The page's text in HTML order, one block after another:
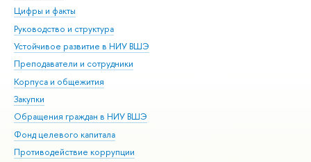
Цифры и факты
Руководство и структура
Устойчивое развитие в НИУ ВШЭ
Преподаватели и сотрудники
Корпуса и общежития
Закупки
Обращения граждан в НИУ ВШЭ
Фонд целевого капитала
Противодействие коррупции